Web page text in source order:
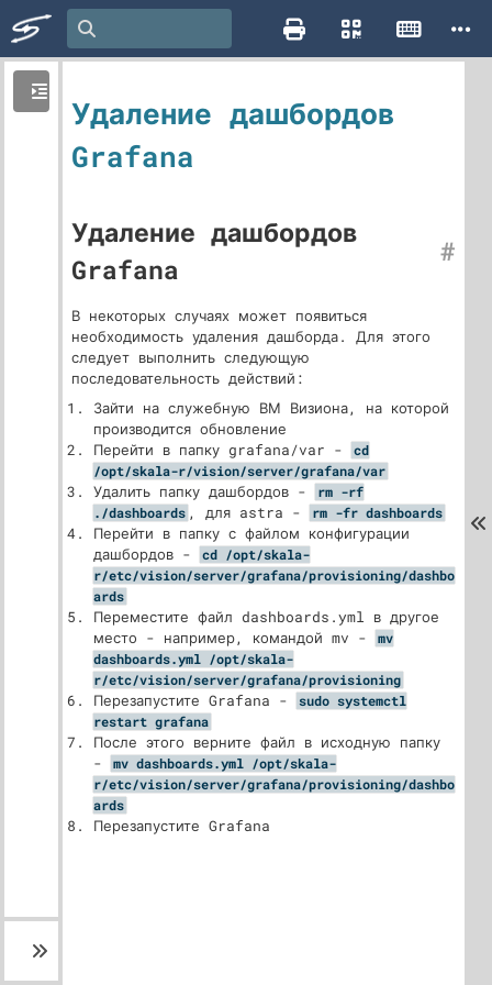
Удаление дашбордов
Grafana
Удаление дашбордов
Grafana
#
В некоторых случаях может появиться
необходимость удаления дашборда. Для этого
следует выполнить следующую
последовательность действий:
Зайти на служебную ВМ Визиона, на которой
производится обновление
Перейти в папку grafana/var -
cd
/opt/skala-r/vision/server/grafana/var
Удалить папку дашбордов -
rm -rf
./dashboards , для astra - rm -fr dashboards
Перейти в папку с файлом конфигурации
дашбордов -
cd /opt/skala-
r/etc/vision/server/grafana/provisioning/dashbo
ards
Переместите файл dashboards.yml в другое
место - например, командой mv -
mv
dashboards.yml /opt/skala-
r/etc/vision/server/grafana/provisioning
Перезапустите Grafana -
sudo systemctl
restart grafana
После этого верните файл в исходную папку
-
mv dashboards.yml /opt/skala-
r/etc/vision/server/grafana/provisioning/dashbo
ards
Перезапустите Grafana